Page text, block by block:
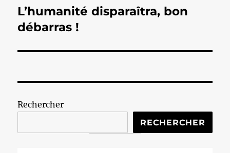
Publication
suivante :
L’humanité disparaîtra, bon
débarras !
Rechercher
RECHERCHER